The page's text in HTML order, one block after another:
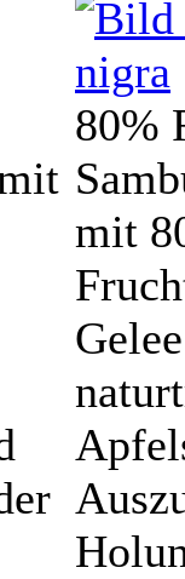
80%
mit